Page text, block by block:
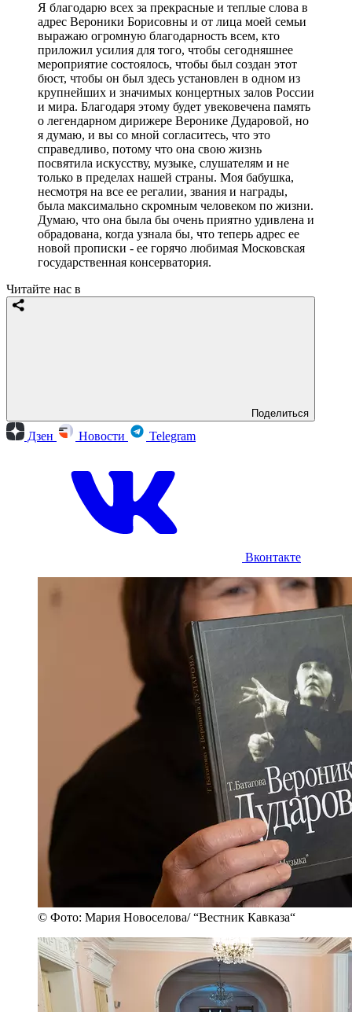
Я благодарю всех за прекрасные и теплые слова в
адрес Вероники Борисовны и от лица моей семьи
выражаю огромную благодарность всем, кто
приложил усилия для того, чтобы сегодняшнее
мероприятие состоялось, чтобы был создан этот
бюст, чтобы он был здесь установлен в одном из
крупнейших и значимых концертных залов России
и мира. Благодаря этому будет увековечена память
о легендарном дирижере Веронике Дударовой, но
я думаю, и вы со мной согласитесь, что это
справедливо, потому что она свою жизнь
посвятила искусству, музыке, слушателям и не
только в пределах нашей страны. Моя бабушка,
несмотря на все ее регалии, звания и награды,
была максимально скромным человеком по жизни.
Думаю, что она была бы очень приятно удивлена и
обрадована, когда узнала бы, что теперь адрес ее
новой прописки - ее горячо любимая Московская
государственная консерватория.
Читайте нас в
Поделиться
Дзен Новости Telegram
Вконтакте
© Фото: Мария Новоселова/ “Вестник Кавказа“